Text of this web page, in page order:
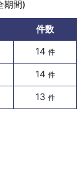
期間)
件数
14 件
14 件
13 件